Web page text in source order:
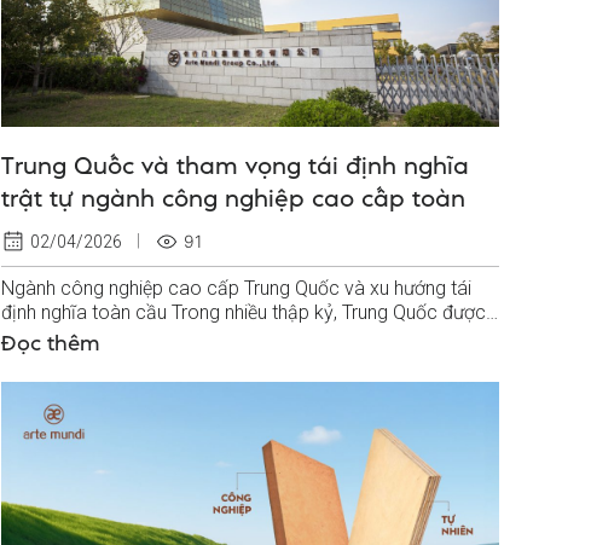
Trung Quốc và tham vọng tái định nghĩa
trật tự ngành công nghiệp cao cấp toàn
cầu02/04/2026 91
Ngành công nghiệp cao cấp Trung Quốc và xu hướng tái
định nghĩa toàn cầu Trong nhiều thập kỷ, Trung Quốc được
biết đến như “công xưởng của thế giới”...
Đọc thêm